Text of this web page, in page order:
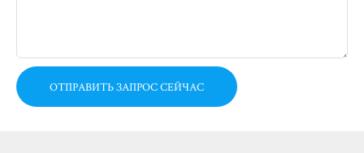
ОТПРАВИТЬ ЗАПРОС СЕЙЧАС